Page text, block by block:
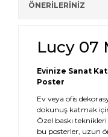
ÖNERİLERİNİZ
Lucy 07
Evinize Sanat
Poster
Ev veya ofis
dokunuş katmak
Özel baskı
bu posterler, uzun